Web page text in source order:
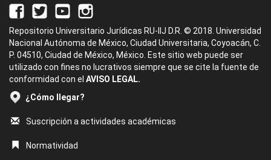
Repositorio Universitario Jurídicas RU-IIJ D.R. © 2018. Universidad
Nacional Autónoma de México, Ciudad Universitaria, Coyoacán, C.
P. 04510, Ciudad de México, México. Este sitio web puede ser
utilizado con fines no lucrativos siempre que se cite la fuente de
conformidad con el AVISO LEGAL.
¿Cómo llegar?
Suscripción a actividades académicas
Normatividad